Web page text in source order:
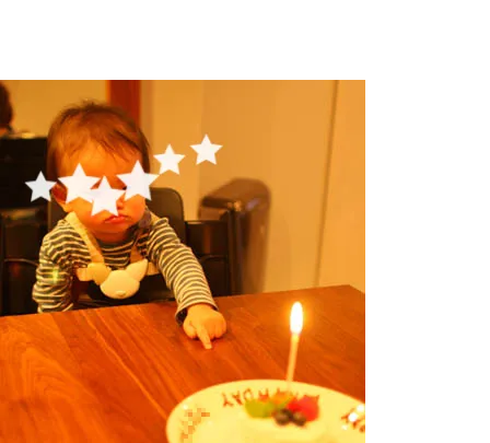
の
ネ
ッ
ト
ス
ー
パ
ー
（そ
１）